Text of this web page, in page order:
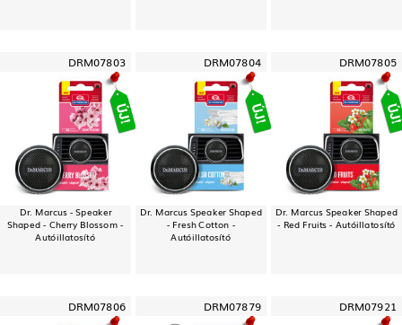
DRM07803
Dr. Marcus - Speaker
Shaped - Cherry Blossom -
Autóillatosító
DRM07804
Dr. Marcus Speaker Shaped
- Fresh Cotton -
Autóillatosító
DRM07805
Dr. Marcus Speaker Shaped
- Red Fruits - Autóillatosító
DRM07806 DRM07879 DRM07921